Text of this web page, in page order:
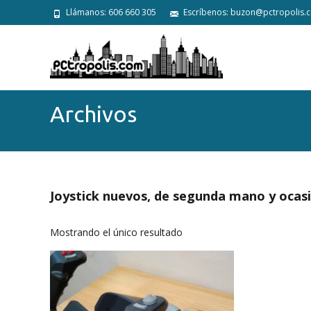
Llámanos: 606 660 305 Escríbenos:
Archivos
Joystick nuevos, de segunda mano y
Mostrando el único resultado